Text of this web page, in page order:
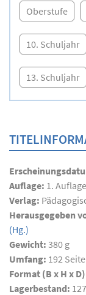
Oberstufe
10. Schuljahr
13. Schuljahr
Auflage: 1.
Verlag:
Herausgegeben
(Hg.)
Gewicht: 380 g
Umfang: 192
Format (B x H x
Lagerbestand: 127